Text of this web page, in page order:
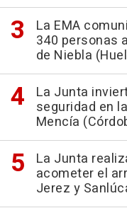
La EMA
340 personas
de Niebla
La Junta
seguridad en
Mencía
La Junta
acometer el
Jerez y